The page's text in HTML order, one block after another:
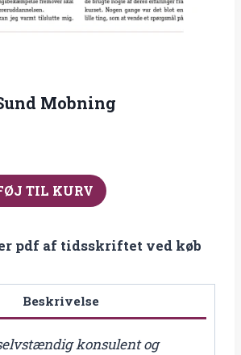
Mobning
TIL KURV
pdf af tidsskriftet ved køb
Beskrivelse
konsulent og